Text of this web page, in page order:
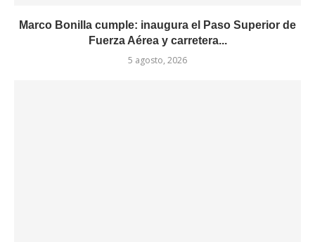
Marco Bonilla cumple: inaugura el Paso Superior de
Fuerza Aérea y carretera...
5 agosto, 2026